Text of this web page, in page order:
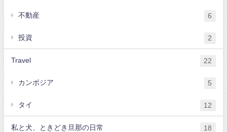
不動産 6
投資 2
Travel 22
カンボジア 5
タイ 12
私と犬、ときどき旦那の日常 18